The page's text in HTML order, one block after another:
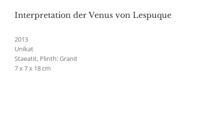
Interpretation der Venus von Lespuque
2013
Unikat
Staeatit, Plinth: Granit
7 x 7 x 18 cm